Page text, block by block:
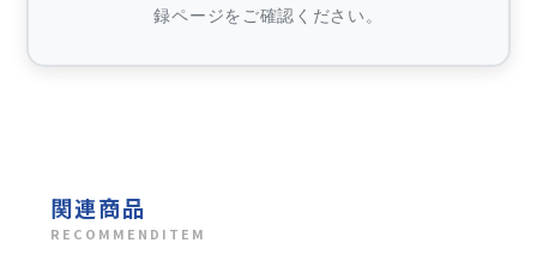
録ページをご確認ください。
関連商品
RECOMMENDITEM